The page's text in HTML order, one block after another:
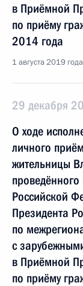
в Приёмной
по приёму
2014 года
1 августа 2019
29 декабря
О ходе
личного
жительницы
Российской
Президента
по
с
в Приёмной
по приёму